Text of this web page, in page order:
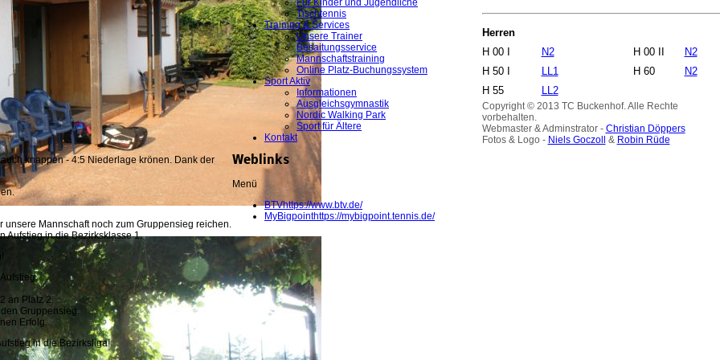
knappen - 4:5 Niederlage krönen. Dank der
Mannschaft noch zum Gruppensieg reichen.
Aufstieg in die Bezirksklasse 1.
an Platz 2.
Gruppensieg.
Erfolg.
in die Bezirksliga!
Für Kinder und Jugendliche
Tischtennis
Training & Services
Unsere Trainer
Besaitungsservice
Mannschaftstraining
Online Platz-Buchungssystem
Sport Aktiv
Informationen
Ausgleichsgymnastik
Nordic Walking Park
Sport für Ältere
Kontakt
Weblinks
Menü
BTVhttps://www.btv.de/
MyBigpointhttps://mybigpoint.tennis.de/
Herren
H 00 I
N2 H 00 II
N2
H 50 I
LL1 H 60
N2
H 55
LL2
Copyright © 2013 TC Buckenhof. Alle Rechte
vorbehalten.
Webmaster & Adminstrator - Christian Döppers
Fotos & Logo - Niels Goczoll & Robin Rüde